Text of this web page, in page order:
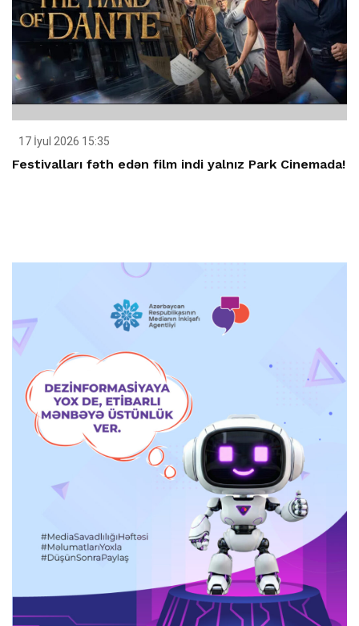
17 İyul 2026 15:35
Festivalları fəth edən film indi yalnız Park Cinemada!